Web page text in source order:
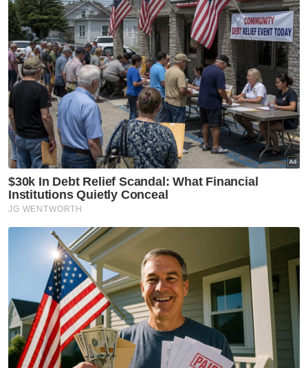
PDRM
Berita Paling Hangat
Artikel Disyorkan
Semasa
Semasa
Ismail Sabri dijangka jalani
prosedur pemasangan
perentak jantung hari ini -
Peguam
Semasa
Lans Koperal Hafiz sempat